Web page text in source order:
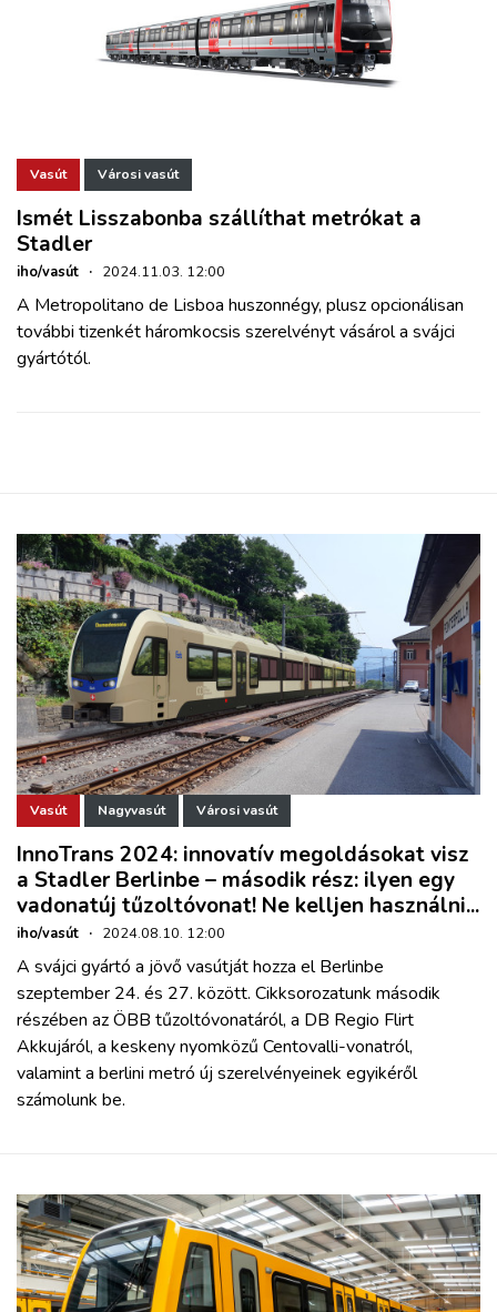
Vasút Városi vasút
Ismét Lisszabonba szállíthat metrókat a
Stadler
iho/vasút · 2024.11.03. 12:00
A Metropolitano de Lisboa huszonnégy, plusz opcionálisan
további tizenkét háromkocsis szerelvényt vásárol a svájci
gyártótól.
Vasút Nagyvasút Városi vasút
InnoTrans 2024: innovatív megoldásokat visz
a Stadler Berlinbe – második rész: ilyen egy
vadonatúj tűzoltóvonat! Ne kelljen használni...
iho/vasút · 2024.08.10. 12:00
A svájci gyártó a jövő vasútját hozza el Berlinbe
szeptember 24. és 27. között. Cikksorozatunk második
részében az ÖBB tűzoltóvonatáról, a DB Regio Flirt
Akkujáról, a keskeny nyomközű Centovalli-vonatról,
valamint a berlini metró új szerelvényeinek egyikéről
számolunk be.